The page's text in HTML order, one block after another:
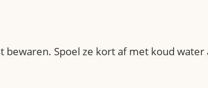
Spoel ze kort af met koud